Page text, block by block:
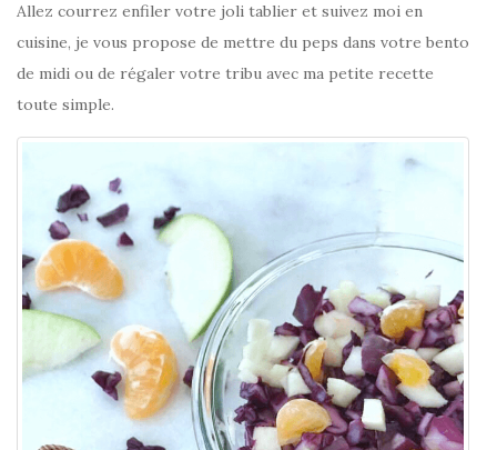
Allez courrez enfiler votre joli tablier et suivez moi en
cuisine, je vous propose de mettre du peps dans votre bento
de midi ou de régaler votre tribu avec ma petite recette
toute simple.